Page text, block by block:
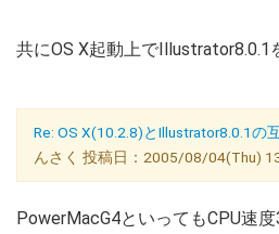
共にOS X起動上でIllustrator8.0.1
Re: OS X(10.2.8)とIllustrator8.0.1の
んさく 投稿日：2005/08/04(Thu)
PowerMacG4といってもCPU速